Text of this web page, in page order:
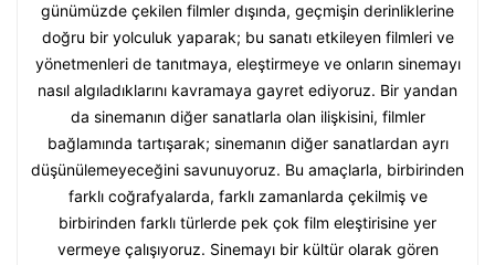
günümüzde çekilen filmler dışında, geçmişin derinliklerine
doğru bir yolculuk yaparak; bu sanatı etkileyen filmleri ve
yönetmenleri de tanıtmaya, eleştirmeye ve onların sinemayı
nasıl algıladıklarını kavramaya gayret ediyoruz. Bir yandan
da sinemanın diğer sanatlarla olan ilişkisini, filmler
bağlamında tartışarak; sinemanın diğer sanatlardan ayrı
düşünülemeyeceğini savunuyoruz. Bu amaçlarla, birbirinden
farklı coğrafyalarda, farklı zamanlarda çekilmiş ve
birbirinden farklı türlerde pek çok film eleştirisine yer
vermeye çalışıyoruz. Sinemayı bir kültür olarak gören